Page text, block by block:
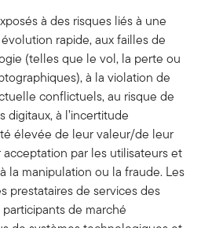
à des risques liés à une
rapide, aux failles de
(telles que le vol, la perte ou
à la violation de
conflictuels, au risque de
digitaux, à l’incertitude
élevée de leur valeur/de leur
acceptation par les utilisateurs et
la manipulation ou la fraude. Les
prestataires de services des
de marché